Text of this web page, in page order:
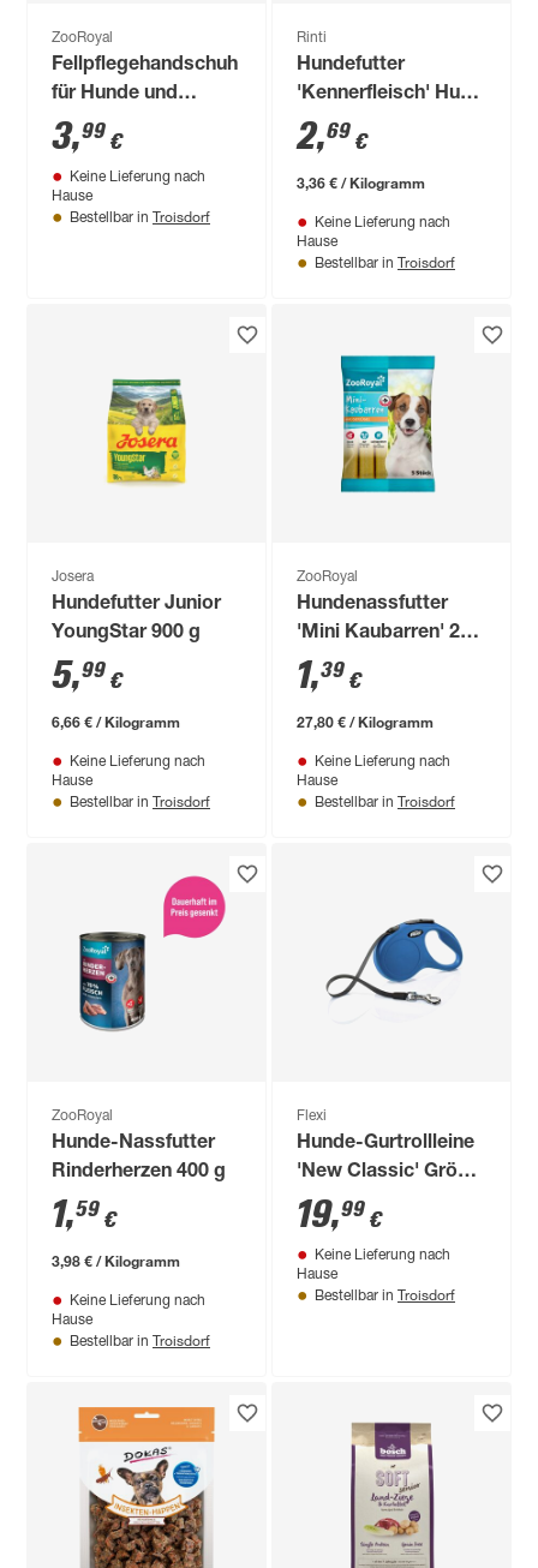
ZooRoyal
Fellpflegehandschuh
für Hunde und
Katzen
3,99 €
Keine Lieferung nach
Hause
Bestellbar in Troisdorf
Rinti
Hundefutter
'Kennerfleisch' Huhn
Dose 800 g
2,69 €
3,36 € / Kilogramm
Keine Lieferung nach
Hause
Bestellbar in Troisdorf
Josera
Hundefutter Junior
YoungStar 900 g
5,99 €
6,66 € / Kilogramm
Keine Lieferung nach
Hause
Bestellbar in Troisdorf
ZooRoyal
Hundenassfutter
'Mini Kaubarren' 250
g
1,39 €
27,80 € / Kilogramm
Keine Lieferung nach
Hause
Bestellbar in Troisdorf
ZooRoyal
Hunde-Nassfutter
Rinderherzen 400 g
1,59 €
3,98 € / Kilogramm
Keine Lieferung nach
Hause
Bestellbar in Troisdorf
Flexi
Hunde-Gurtrollleine
'New Classic' Größe
S max. 15 kg blau
500 cm
19,99 €
Keine Lieferung nach
Hause
Bestellbar in Troisdorf